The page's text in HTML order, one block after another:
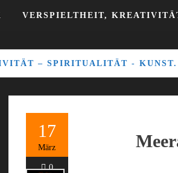
VERSPIELTHEIT,
– SPIRITUALITÄT -
17
März
0